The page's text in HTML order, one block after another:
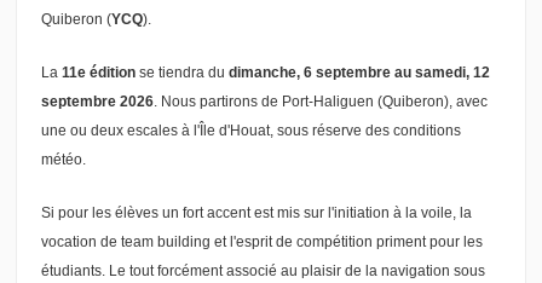
Quiberon (YCQ).
La 11e éditionse tiendra du dimanche, 6 septembre au samedi, 12
septembre 2026. Nous partirons de Port-Haliguen (Quiberon), avec
une ou deux escales à l'Île d'Houat, sous réserve des conditions
météo.
Si pour les élèves un fort accent est mis sur l'initiation à la voile, la
vocation de team building et l'esprit de compétition priment pour les
étudiants. Le tout forcément associé au plaisir de la navigation sous